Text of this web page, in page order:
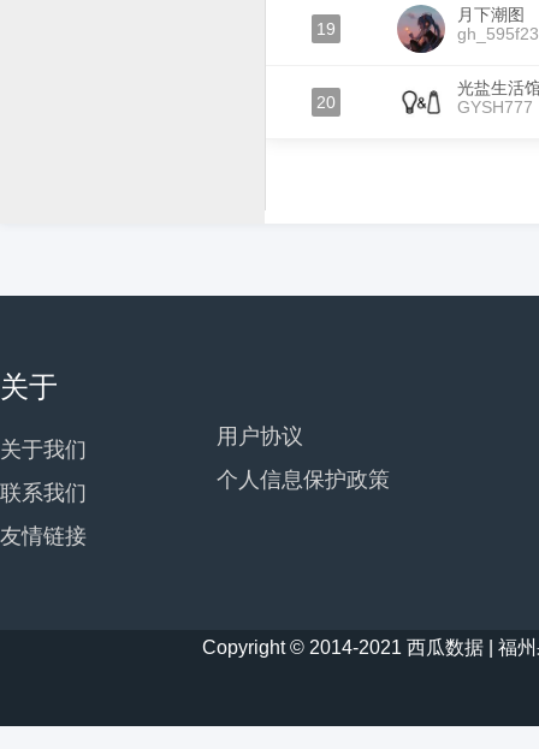
19
月下潮图
20
光盐生活
GYSH777
关于
关于我们
联系我们
友情链接
用户协议
个人信息保护政策
Copyright © 2014-2021 西瓜数据 | 福